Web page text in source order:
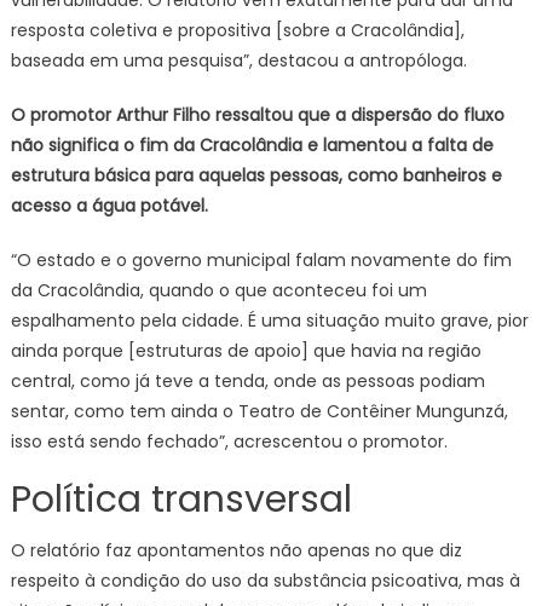
resposta coletiva e propositiva [sobre a Cracolândia],
baseada em uma pesquisa”, destacou a antropóloga.
O promotor Arthur Filho ressaltou que a dispersão do fluxo
não significa o fim da Cracolândia e lamentou a falta de
estrutura básica para aquelas pessoas, como banheiros e
acesso a água potável.
“O estado e o governo municipal falam novamente do fim
da Cracolândia, quando o que aconteceu foi um
espalhamento pela cidade. É uma situação muito grave, pior
ainda porque [estruturas de apoio] que havia na região
central, como já teve a tenda, onde as pessoas podiam
sentar, como tem ainda o Teatro de Contêiner Mungunzá,
isso está sendo fechado”, acrescentou o promotor.
Política transversal
O relatório faz apontamentos não apenas no que diz
respeito à condição do uso da substância psicoativa, mas à